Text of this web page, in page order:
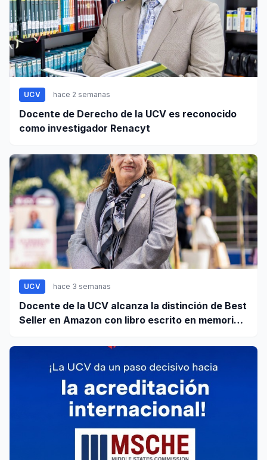
UCV hace 2 semanas
Docente de Derecho de la UCV es reconocido
como investigador Renacyt
UCV hace 3 semanas
Docente de la UCV alcanza la distinción de Best
Seller en Amazon con libro escrito en memoria a